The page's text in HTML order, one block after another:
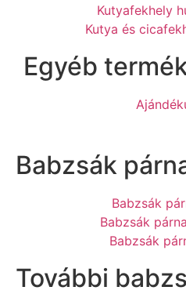
Kutyafekhely
Kutya és
Egyéb
Babzsák
Babzsák
Babzsák
Babzsák
További